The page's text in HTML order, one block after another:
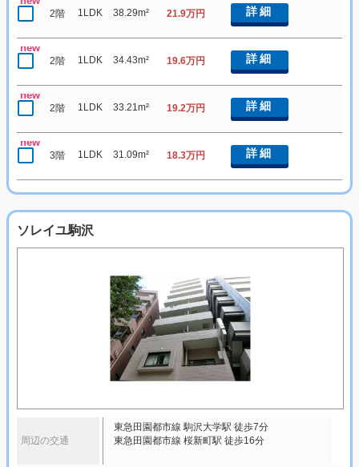
2階 1LDK 38.29m² 21.9万円 詳細
new
2階 1LDK 34.43m² 19.6万円 詳細
new
2階 1LDK 33.21m² 19.2万円 詳細
new
3階 1LDK 31.09m² 18.3万円 詳細
ソレイユ駒沢
周辺の交通
東急田園都市線 駒沢大学駅 徒歩7分
東急田園都市線 桜新町駅 徒歩16分